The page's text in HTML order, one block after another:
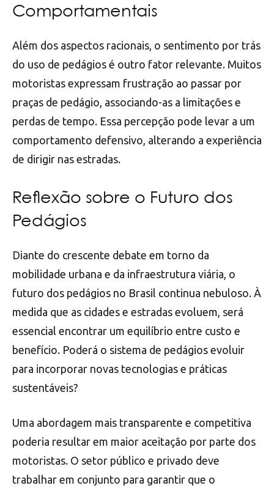
Comportamentais
Além dos aspectos racionais, o sentimento por trás
do uso de pedágios é outro fator relevante. Muitos
motoristas expressam frustração ao passar por
praças de pedágio, associando-as a limitações e
perdas de tempo. Essa percepção pode levar a um
comportamento defensivo, alterando a experiência
de dirigir nas estradas.
Reflexão sobre o Futuro dos
Pedágios
Diante do crescente debate em torno da
mobilidade urbana e da infraestrutura viária, o
futuro dos pedágios no Brasil continua nebuloso. À
medida que as cidades e estradas evoluem, será
essencial encontrar um equilíbrio entre custo e
benefício. Poderá o sistema de pedágios evoluir
para incorporar novas tecnologias e práticas
sustentáveis?
Uma abordagem mais transparente e competitiva
poderia resultar em maior aceitação por parte dos
motoristas. O setor público e privado deve
trabalhar em conjunto para garantir que o